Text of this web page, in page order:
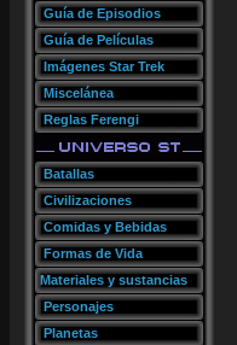
Guía de Episodios
Guía de Películas
Imágenes Star Trek
Miscelánea
Reglas Ferengi
Batallas
Civilizaciones
Comidas y Bebidas
Formas de Vida
Materiales y sustancias
Personajes
Planetas